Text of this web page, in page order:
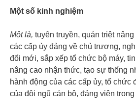
Một số kinh nghiệm
Một là, tuyên truyền, quán triệt
các cấp ủy đảng về chủ trương,
đổi mới, sắp xếp tổ chức bộ máy,
nâng cao nhận thức, tạo sự thống
hành động của các cấp ủy, tổ chức
của đội ngũ cán bộ, đảng viên